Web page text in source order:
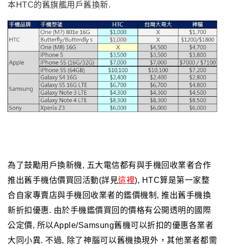
本HTC的舊旗艦用戶舊換新.
為了鼓勵用戶換新機, 五大電信都有與手機回收業者合作
推出舊手機估價買回活動(詳見這裡), HTC算是第一家整
合自家專賣店與手機回收業者的鑑價機制, 推出舊手機換
新折扣優惠. 由於手機鑑價買回的價格有公開透明的國際
公定價, 所以Apple/Samsung舊機可以折扣的優惠各業者
大同小異. 不過, 除了神腦可以舊機換現外，其他業者都需